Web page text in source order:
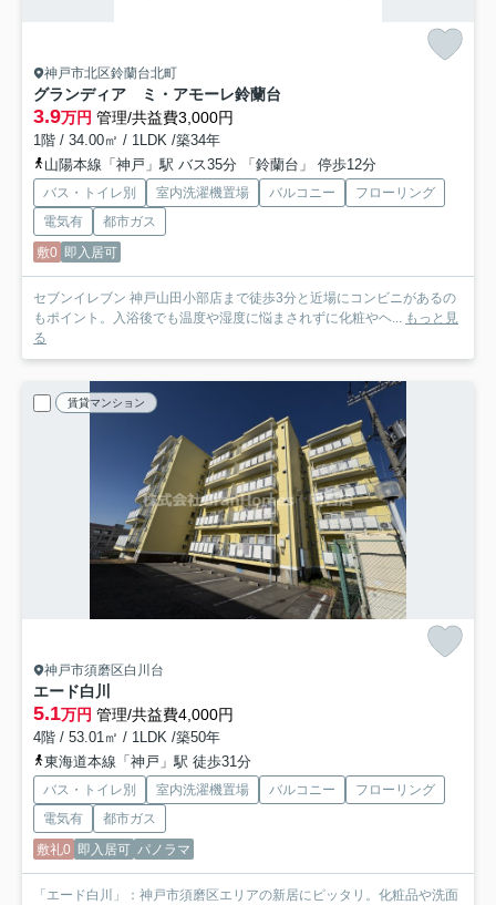
神戸市北区鈴蘭台北町
グランディア ミ・アモーレ鈴蘭台
3.9万円 管理/共益費3,000円
1階 / 34.00㎡ / 1LDK /築34年
山陽本線「神戸」駅 バス35分 「鈴蘭台」 停歩12分
バス・トイレ別 室内洗濯機置場 バルコニー
フローリング
電気有
都市ガス
敷0 即入居可
セブンイレブン 神戸山田小部店まで徒歩3分と近場にコンビニがあるの
もポイント。入浴後でも温度や湿度に悩まされずに化粧やヘ... もっと見
る
賃貸マンション
神戸市須磨区白川台
エード白川
5.1万円 管理/共益費4,000円
4階 / 53.01㎡ / 1LDK /築50年
東海道本線「神戸」駅 徒歩31分
バス・トイレ別 室内洗濯機置場 バルコニー
フローリング
電気有
都市ガス
敷礼0 即入居可 パノラマ
「エード白川」：神戸市須磨区エリアの新居にピッタリ。化粧品や洗面